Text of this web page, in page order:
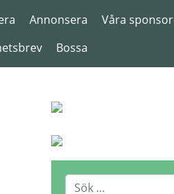
Annonsera Våra
Bossa